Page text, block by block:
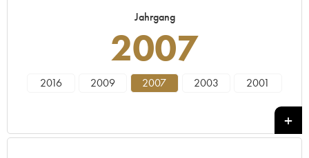
Jahrgang
2007
2016 2009 2007 2003 2001